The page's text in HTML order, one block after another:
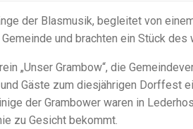
der Blasmusik, begleitet von
und brachten ein Stück
„Unser Grambow“, die
und Gäste zum diesjährigen Dorffest
der Grambower waren in
zu Gesicht bekommt.